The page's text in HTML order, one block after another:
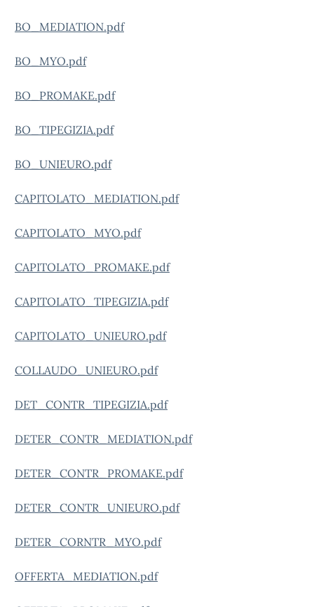
BO_MEDIATION.pdf
BO_MYO.pdf
BO_PROMAKE.pdf
BO_TIPEGIZIA.pdf
BO_UNIEURO.pdf
CAPITOLATO_MEDIATION.pdf
CAPITOLATO_MYO.pdf
CAPITOLATO_PROMAKE.pdf
CAPITOLATO_TIPEGIZIA.pdf
CAPITOLATO_UNIEURO.pdf
COLLAUDO_UNIEURO.pdf
DET_CONTR_TIPEGIZIA.pdf
DETER_CONTR_MEDIATION.pdf
DETER_CONTR_PROMAKE.pdf
DETER_CONTR_UNIEURO.pdf
DETER_CORNTR_MYO.pdf
OFFERTA_MEDIATION.pdf